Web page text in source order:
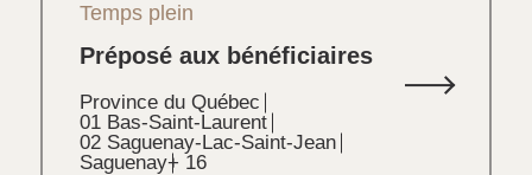
Temps plein
Préposé aux bénéficiaires
Province du Québec
01 Bas-Saint-Laurent
02 Saguenay-Lac-Saint-Jean
Saguenay+ 16